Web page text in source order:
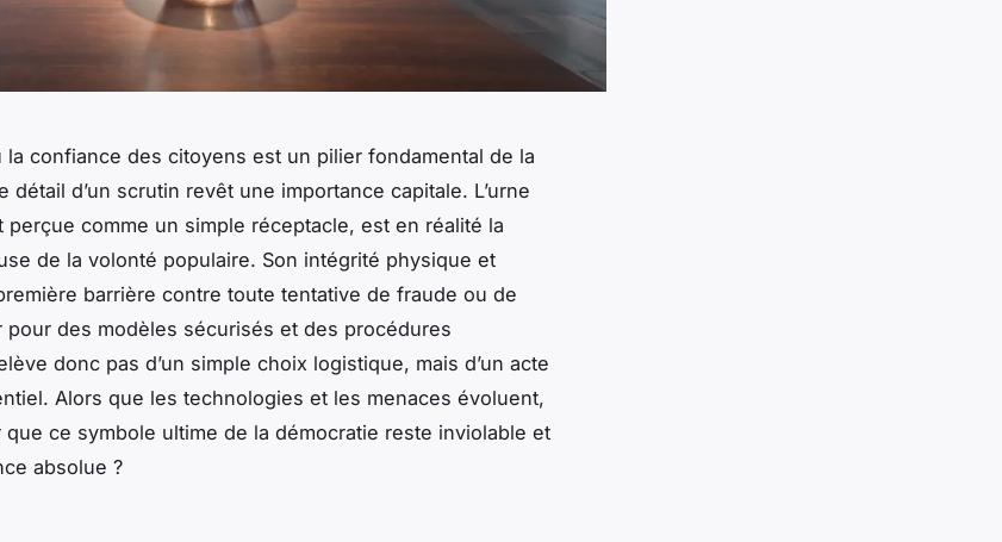
la confiance des citoyens est un pilier fondamental de la
détail d’un scrutin revêt une importance capitale. L’urne
perçue comme un simple réceptacle, est en réalité la
de la volonté populaire. Son intégrité physique et
barrière contre toute tentative de fraude ou de
pour des modèles sécurisés et des procédures
donc pas d’un simple choix logistique, mais d’un acte
Alors que les technologies et les menaces évoluent,
que ce symbole ultime de la démocratie reste inviolable et
absolue ?